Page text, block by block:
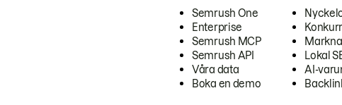
Semrush One
Enterprise
Semrush MCP
Semrush API
Våra data
Boka en demo
Lokal
AI-